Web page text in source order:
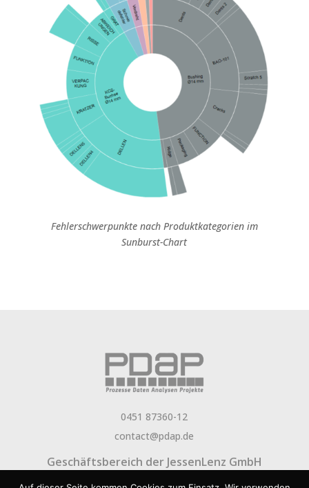
Fehlerschwerpunkte nach Produktkategorien im
Sunburst-Chart
0451 87360-12
contact@pdap.de
Geschäftsbereich der JessenLenz GmbH
Über PDAP Newsletter Aktuelles FAQ Jobs